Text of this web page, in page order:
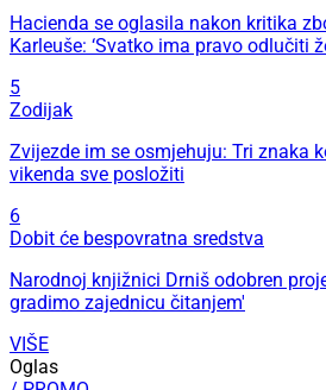
Hacienda se oglasila nakon kritika
Karleuše: ‘Svatko ima pravo odlučiti
5
Zodijak
Zvijezde im se osmjehuju: Tri znaka
vikenda sve posložiti
6
Dobit će bespovratna sredstva
Narodnoj knjižnici Drniš odobren
gradimo zajednicu čitanjem'
VIŠE
Oglas